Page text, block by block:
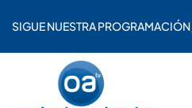
SIGUE NUESTRA PROGRAMACIÓN